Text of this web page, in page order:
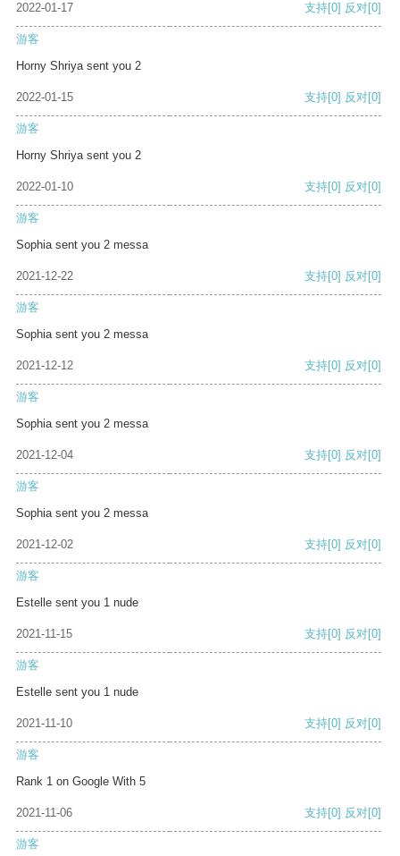
2022-01-17 支持[0] 反对[0]
游客
Horny Shriya sent you 2
2022-01-15 支持[0] 反对[0]
游客
Horny Shriya sent you 2
2022-01-10 支持[0] 反对[0]
游客
Sophia sent you 2 messa
2021-12-22 支持[0] 反对[0]
游客
Sophia sent you 2 messa
2021-12-12 支持[0] 反对[0]
游客
Sophia sent you 2 messa
2021-12-04 支持[0] 反对[0]
游客
Sophia sent you 2 messa
2021-12-02 支持[0] 反对[0]
游客
Estelle sent you 1 nude
2021-11-15 支持[0] 反对[0]
游客
Estelle sent you 1 nude
2021-11-10 支持[0] 反对[0]
游客
Rank 1 on Google With 5
2021-11-06 支持[0] 反对[0]
游客